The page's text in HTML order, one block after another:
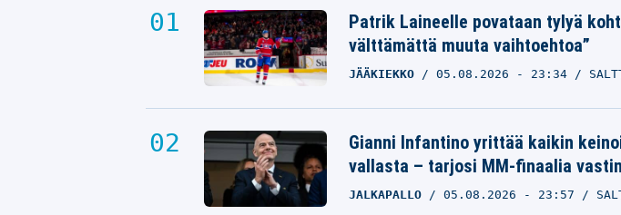
Patrik Laineelle povataan tylyä
välttämättä muuta vaihtoehtoa”
JÄÄKIEKKO 05.08.2026 - 23:34
Gianni Infantino yrittää kaikin
vallasta – tarjosi MM-finaalia
JALKAPALLO 05.08.2026 - 23:57